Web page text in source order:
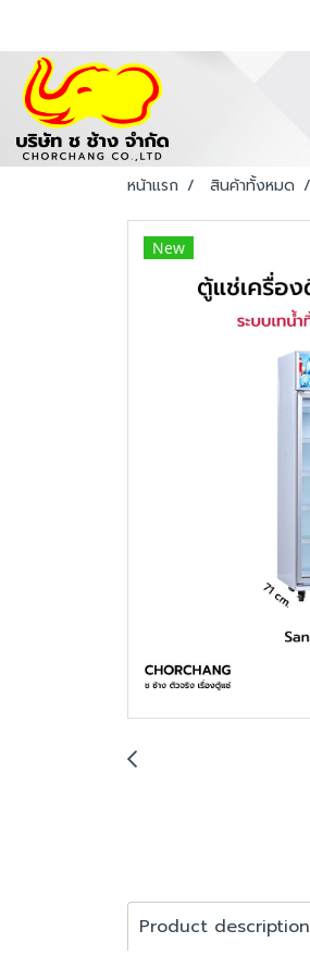
หน้าแรก สินค้าทั้งหมด
New
Product description